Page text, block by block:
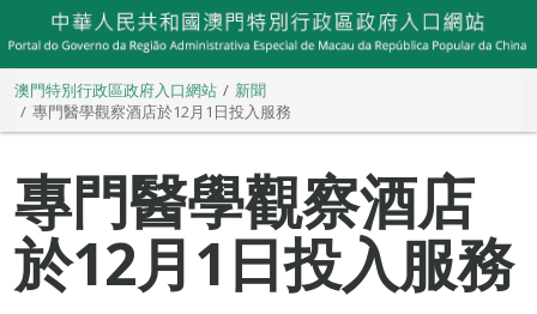
澳門特別行政區政府入口網站
新聞
專門醫學觀察酒店於12月1日投入服務
專門醫學觀察酒店
於12月1日投入服務